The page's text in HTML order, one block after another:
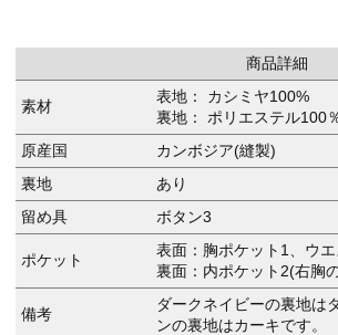
商品詳細
素材
表地： カシミヤ100%
裏地： ポリエステル100
原産国
カンボジア(縫製)
裏地
あり
留め具
ボタン3
ポケット
表面：胸ポケット1、ウ
裏面：内ポケット2(右胸
備考
ダークネイビーの裏地は
ンの裏地はカーキです。